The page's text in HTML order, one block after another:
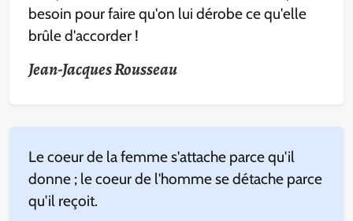
besoin pour faire qu'on lui dérobe ce qu'elle
brûle d'accorder !
Jean-Jacques Rousseau
Le coeur de la femme s'attache parce qu'il
donne ; le coeur de l'homme se détache parce
qu'il reçoit.